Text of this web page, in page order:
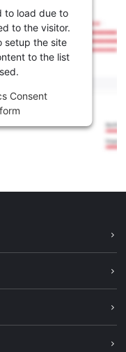
to load due to
to the visitor.
setup the site
to the list
Consent